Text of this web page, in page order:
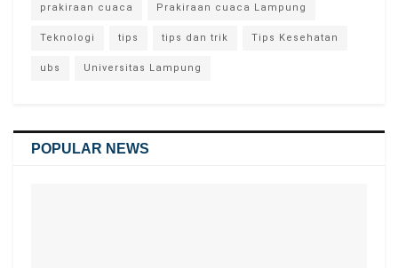
prakiraan cuaca Prakiraan cuaca Lampung
Teknologi tips tips dan trik Tips Kesehatan
ubs Universitas Lampung
POPULAR NEWS